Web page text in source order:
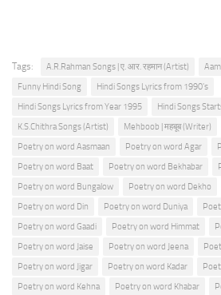
Tags: A.R.Rahman Songs | ए. आर. रहमान (Artist)
Funny Hindi Song
Hindi Songs Lyrics from 1990's
Hindi Songs Lyrics from Year 1995
Hindi Songs
K.S.Chithra Songs (Artist)
Mehboob | महबूब (Writer)
Poetry on word Aasmaan
Poetry on word Agar
Poetry on word Baat
Poetry on word Bekhabar
Poetry on word Bungalow
Poetry on word Dekho
Poetry on word Din
Poetry on word Duniya
Poetry on word Gaadi
Poetry on word Himmat
Poetry on word Jaise
Poetry on word Jeena
Poetry on word Jigar
Poetry on word Kadar
Poetry on word Kehna
Poetry on word Khabar